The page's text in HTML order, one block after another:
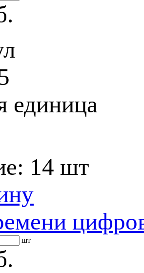
единица
14 шт
шт